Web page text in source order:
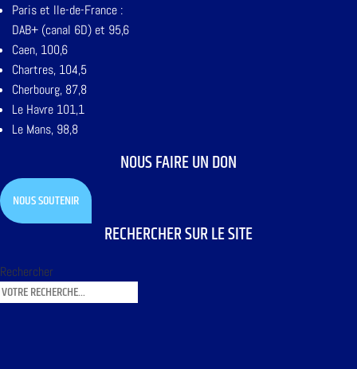
Paris et Ile-de-France :
DAB+ (canal 6D) et 95,6
Caen, 100,6
Chartres, 104,5
Cherbourg, 87,8
Le Havre 101,1
Le Mans, 98,8
NOUS FAIRE UN DON
NOUS SOUTENIR
RECHERCHER SUR LE SITE
Rechercher